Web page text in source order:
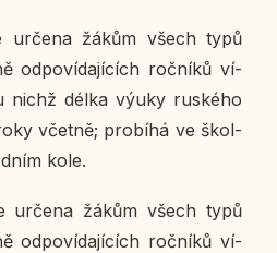
žákům všech typů
od­po­ví­da­jí­cích roč­ní­ků ví­
nichž délka výuky rus­ké­ho
včetně; pro­bí­há ve škol­
kole.
určena žákům všech typů
od­po­ví­da­jí­cích roč­ní­ků ví­